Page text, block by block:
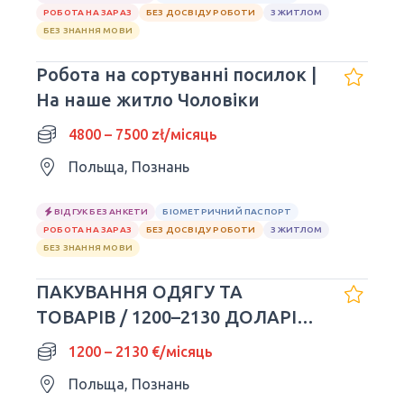
РОБОТА НА ЗАРАЗ
БЕЗ ДОСВІДУ РОБОТИ
З ЖИТЛОМ
БЕЗ ЗНАННЯ МОВИ
Робота на сортуванні посилок |
На наше житло Чоловіки
4800 – 7500 zł/місяць
Польща, Познань
ВІДГУК БЕЗ АНКЕТИ
БІОМЕТРИЧНИЙ ПАСПОРТ
РОБОТА НА ЗАРАЗ
БЕЗ ДОСВІДУ РОБОТИ
З ЖИТЛОМ
БЕЗ ЗНАННЯ МОВИ
ПАКУВАННЯ ОДЯГУ ТА
ТОВАРІВ / 1200–2130 ДОЛАРІВ
НА МІСЯЦЬ
1200 – 2130 €/місяць
Польща, Познань